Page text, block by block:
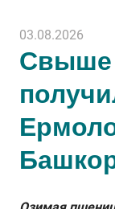
03.08.2026
Свыше